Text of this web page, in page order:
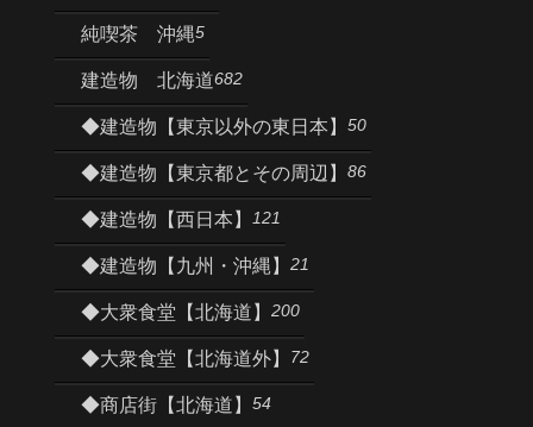
純喫茶 沖縄5
建造物 北海道682
◆建造物【東京以外の東日本】 50
◆建造物【東京都とその周辺】 86
◆建造物【西日本】 121
◆建造物【九州・沖縄】 21
◆大衆食堂【北海道】 200
◆大衆食堂【北海道外】 72
◆商店街【北海道】 54